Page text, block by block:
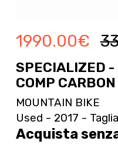
1990.00€
SPECIALIZED -
COMP
MOUNTAIN BIKE
Used - 2017 -
Acquista